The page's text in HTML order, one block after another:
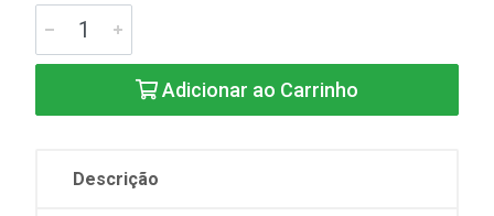
Adicionar ao Carrinho
Descrição